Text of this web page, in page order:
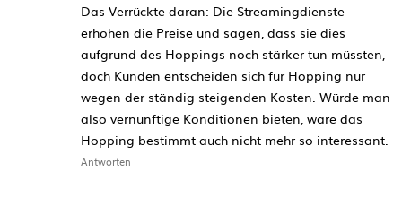
Das Verrückte daran: Die Streamingdienste
erhöhen die Preise und sagen, dass sie dies
aufgrund des Hoppings noch stärker tun müssten,
doch Kunden entscheiden sich für Hopping nur
wegen der ständig steigenden Kosten. Würde man
also vernünftige Konditionen bieten, wäre das
Hopping bestimmt auch nicht mehr so interessant.
Antworten